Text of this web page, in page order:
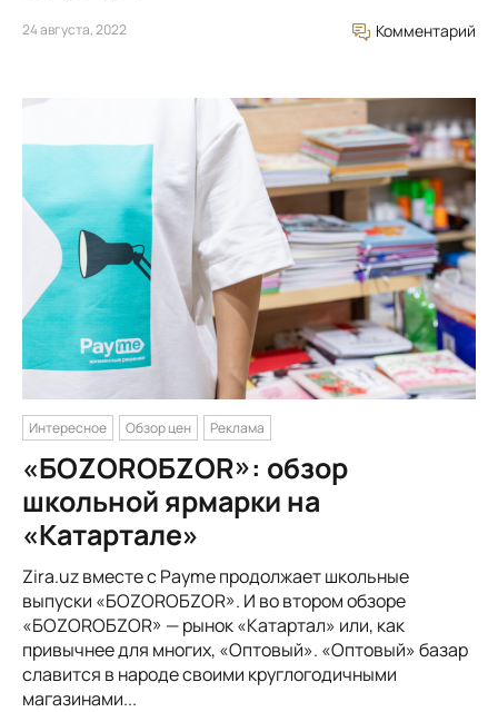
24 августа, 2022 Комментарий
Интересное Обзор цен Реклама
«БОZORОБZOR»: обзор
школьной ярмарки на
«Катартале»
Zira.uz вместе с Payme продолжает школьные
выпуски «БОZORОБZOR». И во втором обзоре
«БОZORОБZOR» — рынок «Катартал» или, как
привычнее для многих, «Оптовый». «Оптовый» базар
славится в народе своими круглогодичными
магазинами...